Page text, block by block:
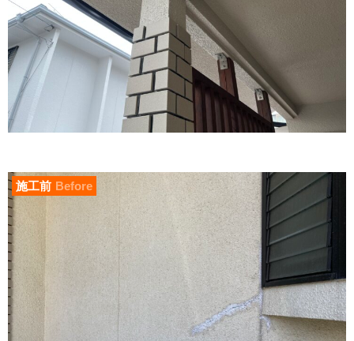
施工前 Before